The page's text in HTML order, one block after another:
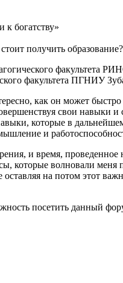
к богатству»
получить
факультета
факультета ПГНИУ
но, как он может быстро
свои
которые в
и
и время,
которые волновали меня
на потом этот
посетить данный